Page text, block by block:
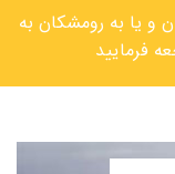
و یا به رومشکان به
فرمایید